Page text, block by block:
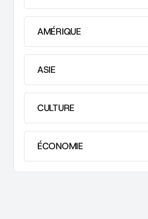
AMÉRIQUE
ASIE
CULTURE
ÉCONOMIE